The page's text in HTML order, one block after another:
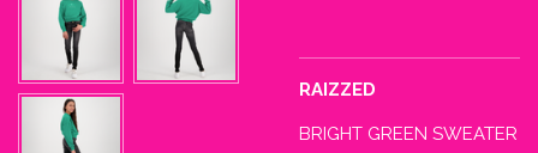
RAIZZED
BRIGHT GREEN SWEATER